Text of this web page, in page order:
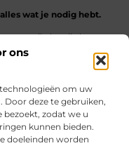
ons
om uw
Door deze te gebruiken,
bezoekt, zodat we u
kunnen bieden.
doeleinden worden
wat je nodig hebt.
en artikelen die het
van praktische
verhalen.